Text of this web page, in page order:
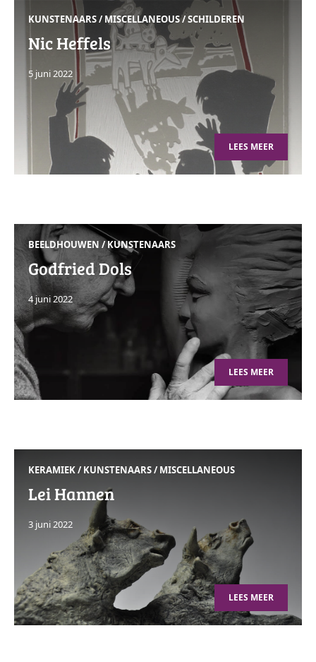
KUNSTENAARS/MISCELLANEOUS/SCHILDEREN
Nic Heffels
5 juni 2022
LEES MEER
BEELDHOUWEN /KUNSTENAARS
Godfried Dols
4 juni 2022
LEES MEER
KERAMIEK/KUNSTENAARS/MISCELLANEOUS
Lei Hannen
3 juni 2022
LEES MEER